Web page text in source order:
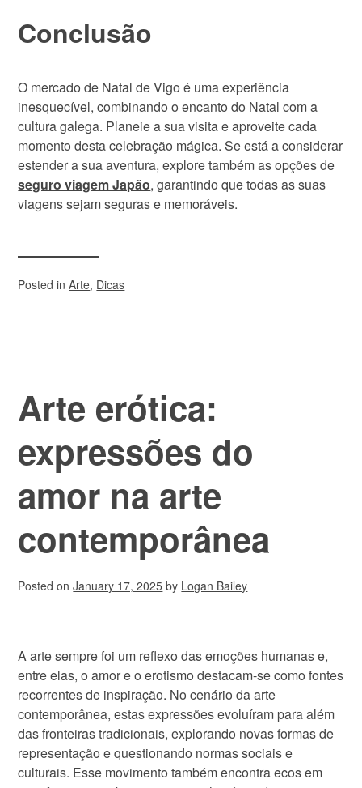
Conclusão
O mercado de Natal de Vigo é uma experiência
inesquecível, combinando o encanto do Natal com a
cultura galega. Planeie a sua visita e aproveite cada
momento desta celebração mágica. Se está a considerar
estender a sua aventura, explore também as opções de
seguro viagem Japão, garantindo que todas as suas
viagens sejam seguras e memoráveis.
Posted inArte, Dicas
Arte erótica:
expressões do
amor na arte
contemporânea
Posted onJanuary 17, 2025 by Logan Bailey
A arte sempre foi um reflexo das emoções humanas e,
entre elas, o amor e o erotismo destacam-se como fontes
recorrentes de inspiração. No cenário da arte
contemporânea, estas expressões evoluíram para além
das fronteiras tradicionais, explorando novas formas de
representação e questionando normas sociais e
culturais. Esse movimento também encontra ecos em